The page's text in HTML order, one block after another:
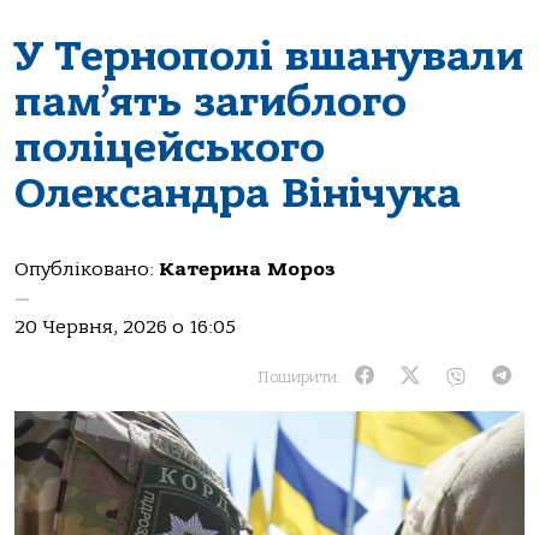
У Тернополі вшанували
пам’ять загиблого
поліцейського
Олександра Вінічука
Опубліковано: Катерина Мороз
—
20 Червня, 2026 о 16:05
Поширити: